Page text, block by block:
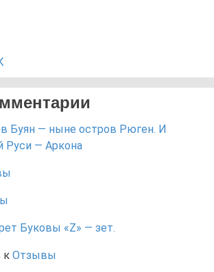
Буян — ныне остров Рюген. И
Руси — Аркона
Буковы «Z» — зет.
к Отзывы